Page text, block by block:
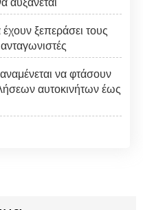
αυξάνεται
έχουν ξεπεράσει τους
να φτάσουν
αυτοκινήτων έως